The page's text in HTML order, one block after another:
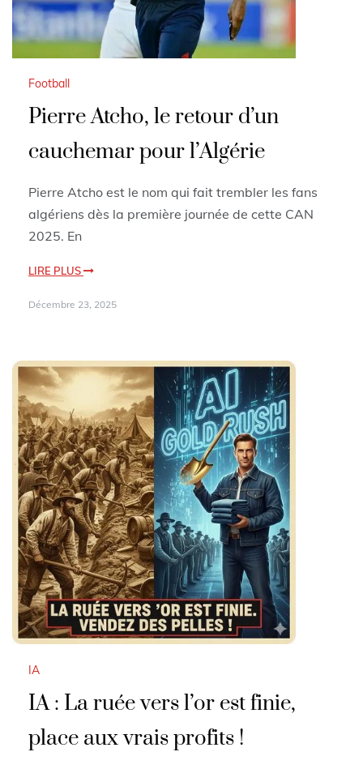
Football
Pierre Atcho, le retour d’un
cauchemar pour l’Algérie
Pierre Atcho est le nom qui fait trembler les fans
algériens dès la première journée de cette CAN
2025. En
LIRE PLUS
Décembre 23, 2025
IA
IA : La ruée vers l’or est finie,
place aux vrais profits !